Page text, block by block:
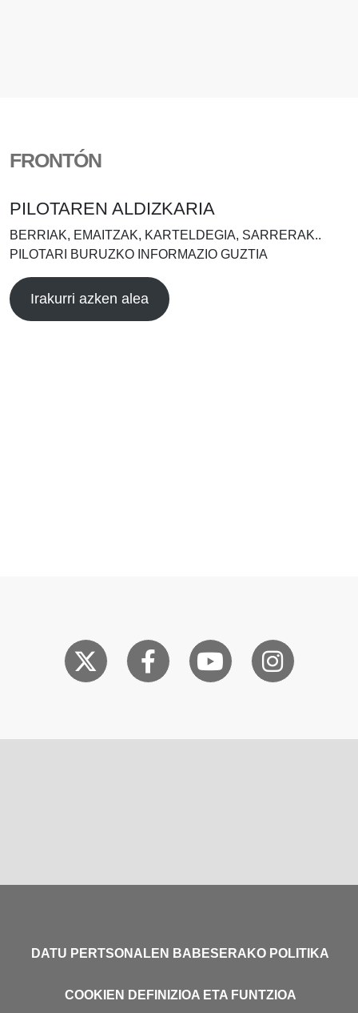
FRONTÓN
PILOTAREN ALDIZKARIA
BERRIAK, EMAITZAK, KARTELDEGIA, SARRERAK..
PILOTARI BURUZKO INFORMAZIO GUZTIA
Irakurri azken alea
DATU PERTSONALEN BABESERAKO POLITIKA
COOKIEN DEFINIZIOA ETA FUNTZIOA